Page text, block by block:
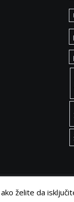
želite da